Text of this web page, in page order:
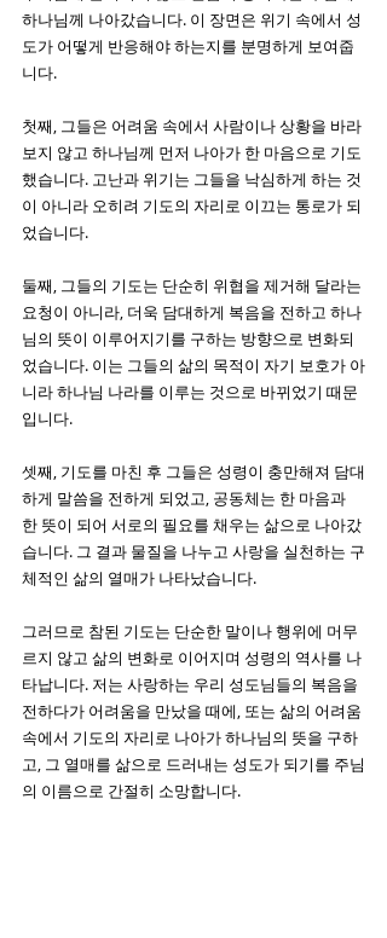
하나님께 나아갔습니다. 이 장면은 위기 속에서 성
도가 어떻게 반응해야 하는지를 분명하게 보여줍
니다.
첫째, 그들은 어려움 속에서 사람이나 상황을 바라
보지 않고 하나님께 먼저 나아가 한 마음으로 기도
했습니다. 고난과 위기는 그들을 낙심하게 하는 것
이 아니라 오히려 기도의 자리로 이끄는 통로가 되
었습니다.
둘째, 그들의 기도는 단순히 위협을 제거해 달라는
요청이 아니라, 더욱 담대하게 복음을 전하고 하나
님의 뜻이 이루어지기를 구하는 방향으로 변화되
었습니다. 이는 그들의 삶의 목적이 자기 보호가 아
니라 하나님 나라를 이루는 것으로 바뀌었기 때문
입니다.
셋째, 기도를 마친 후 그들은 성령이 충만해져 담대
하게 말씀을 전하게 되었고, 공동체는 한 마음과
한 뜻이 되어 서로의 필요를 채우는 삶으로 나아갔
습니다. 그 결과 물질을 나누고 사랑을 실천하는 구
체적인 삶의 열매가 나타났습니다.
그러므로 참된 기도는 단순한 말이나 행위에 머무
르지 않고 삶의 변화로 이어지며 성령의 역사를 나
타납니다. 저는 사랑하는 우리 성도님들의 복음을
전하다가 어려움을 만났을 때에, 또는 삶의 어려움
속에서 기도의 자리로 나아가 하나님의 뜻을 구하
고, 그 열매를 삶으로 드러내는 성도가 되기를 주님
의 이름으로 간절히 소망합니다.